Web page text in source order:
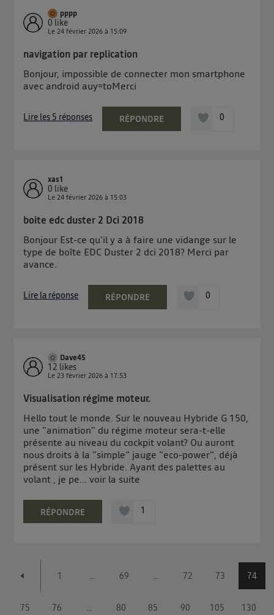
pppp
0like
Le24 février 2026 à 15:09
navigation par replication
Bonjour, impossible de connecter mon smartphone
avec android auy=toMerci
Lire les 5 réponses RÉPONDRE 0
xas1
0 like
Le24 février 2026 à 15:03
boite edc duster 2 Dci 2018
Bonjour Est-ce qu'il y a à faire une vidange sur le
type de boîte EDC Duster 2 dci 2018? Merci par
avance.
Lire la réponse RÉPONDRE 0
Dave45
12 likes
Le23 février 2026 à 17:53
Visualisation régime moteur.
Hello tout le monde. Sur le nouveau Hybride G 150,
une "animation" du régime moteur sera-t-elle
présente au niveau du cockpit volant? Ou auront
nous droits à la "simple" jauge "eco-power", déjà
présent sur les Hybride. Ayant des palettes au
volant , je pe...voir la suite
RÉPONDRE 1
1 ... 69 ... 72 73 74
75 76 ... 80 85 90 105 130